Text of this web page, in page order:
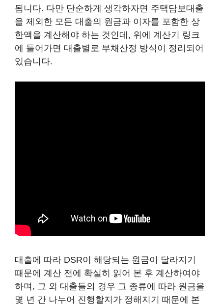
됩니다. 다만 단순하게 생각하자면 주택담보대출
을 제외한 모든 대출의 원금과 이자를 포함한 상
한액을 계산해야 하는 것인데, 위에 계산기 링크
에 들어가면 대출별로 부채산정 방식이 정리되어
있습니다.
대출에 따라 DSR이 해당되는 원금이 달라지기
때문에 계산 전에 확실히 읽어 본 후 계산하여야
하며, 그 외 대출들의 경우 그 종류에 따라 원금을
몇 년 간 나누어 진행할지가 정해지기 때문에 본